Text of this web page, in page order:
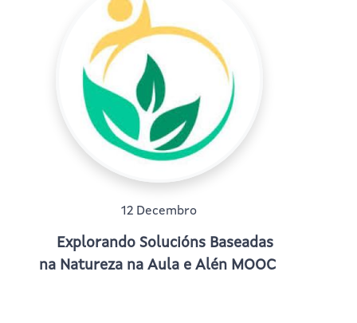
12 Decembro
Explorando Solucións Baseadas
na Natureza na Aula e Alén MOOC